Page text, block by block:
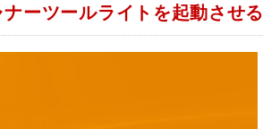
ーツールライトを起動させる